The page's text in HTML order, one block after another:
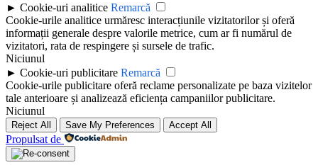
► Cookie-uri analitice Remarcă
Cookie-urile analitice urmăresc interacțiunile vizitatorilor și oferă
informații generale despre valorile metrice, cum ar fi numărul de
vizitatori, rata de respingere și sursele de trafic.
Niciunul
► Cookie-uri publicitare Remarcă
Cookie-urile publicitare oferă reclame personalizate pe baza vizitelor
tale anterioare și analizează eficiența campaniilor publicitare.
Niciunul
Reject All Save My Preferences Accept All
Propulsat de